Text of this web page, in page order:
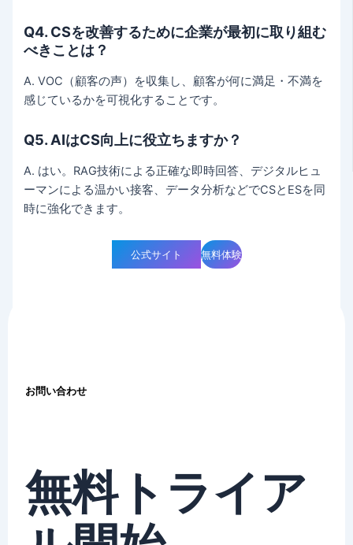
Q4. CSを改善するために企業が最初に取り組む
べきことは？
A. VOC（顧客の声）を収集し、顧客が何に満足・不満を
感じているかを可視化することです。
Q5. AIはCS向上に役立ちますか？
A. はい。RAG技術による正確な即時回答、デジタルヒュ
ーマンによる温かい接客、データ分析などでCSとESを同
時に強化できます。
公式サイト 無料体験
お問い合わせ
無料トライア